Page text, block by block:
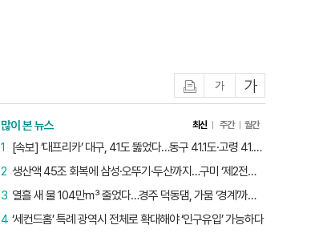
글자작게글자크게
많이 본 뉴스 최신 주간 월간
[속보] ‘대프리카’ 대구, 41도 뚫었다…동구 41.1도·고령 41.2도
1
생산액 45조 회복에 삼성·오뚜기·두산까지…구미 ‘제2전성기’ 시작됐다
2
열흘 새 물 104만㎥ 줄었다…경주 덕동댐, 가뭄 ‘경계’까지 5.7%p
3
‘세컨드홈’ 특례 광역시 전체로 확대해야 ‘인구유입’ 가능하다
4